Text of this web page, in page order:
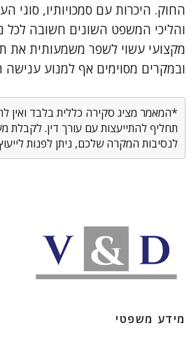
החוק. היכרות עם סמכויותיו, סוגי
והליכי המשפט השונים חשובה לכל
מקצועי עשוי לשפר משמעותית את
ובמקרים מסוימים אף למנוע ענישה
*המאמר מציג סקירה כללית בלבד ואין
תחליף להתייעצות עם עורך דין. לקבלת
לנסיבות המקרה שלכם, ניתן לפנות
מידע משפטי